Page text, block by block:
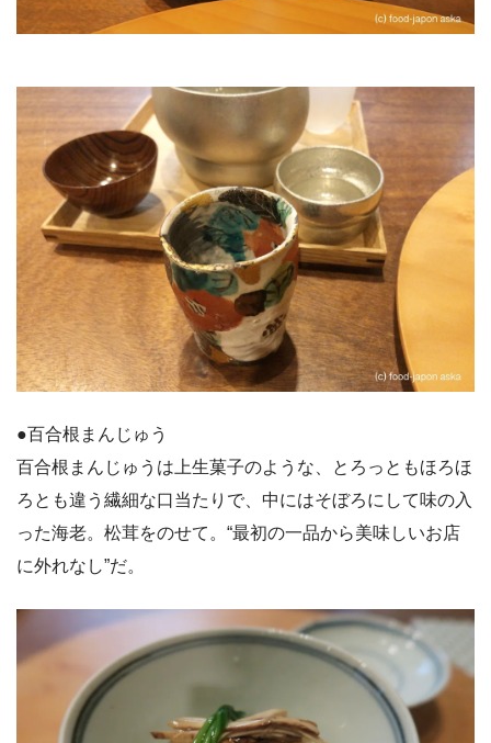
●百合根まんじゅう
百合根まんじゅうは上生菓子のような、とろっともほろほ
ろとも違う繊細な口当たりで、中にはそぼろにして味の入
った海老。松茸をのせて。“最初の一品から美味しいお店
に外れなし”だ。